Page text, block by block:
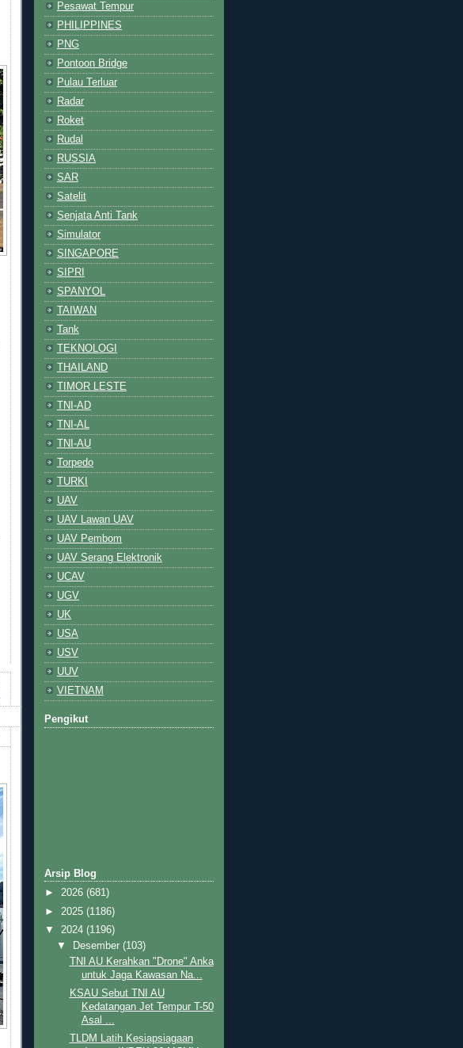
Pesawat Tempur
PHILIPPINES
PNG
Pontoon Bridge
Pulau Terluar
Radar
Roket
Rudal
RUSSIA
SAR
Satelit
Senjata Anti Tank
Simulator
SINGAPORE
SIPRI
SPANYOL
TAIWAN
Tank
TEKNOLOGI
THAILAND
TIMOR LESTE
TNI-AD
TNI-AL
TNI-AU
Torpedo
TURKI
UAV
UAV Lawan UAV
UAV Pembom
UAV Serang Elektronik
UCAV
UGV
UK
USA
USV
UUV
VIETNAM
Pengikut
Arsip Blog
► 2026 (681)
► 2025 (1186)
▼ 2024 (1196)
▼
Desember(103)
TNI AU Kerahkan "Drone" Anka
untuk Jaga Kawasan Na...
KSAU Sebut TNI AU
Kedatangan Jet Tempur T-50
Asal ...
TLDM Latih Kesiapsiagaan